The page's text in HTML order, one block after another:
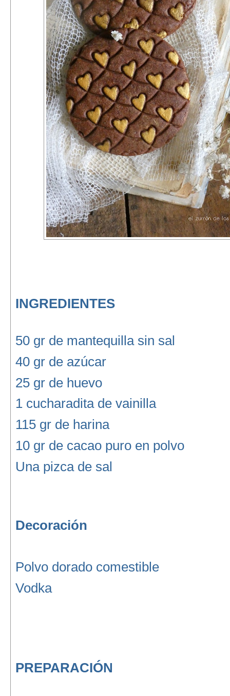
INGREDIENTES
50 gr de mantequilla sin sal
40 gr de azúcar
25 gr de huevo
1 cucharadita de vainilla
115 gr de harina
10 gr de cacao puro en polvo
Una pizca de sal
Decoración
Polvo dorado comestible
Vodka
PREPARACIÓN